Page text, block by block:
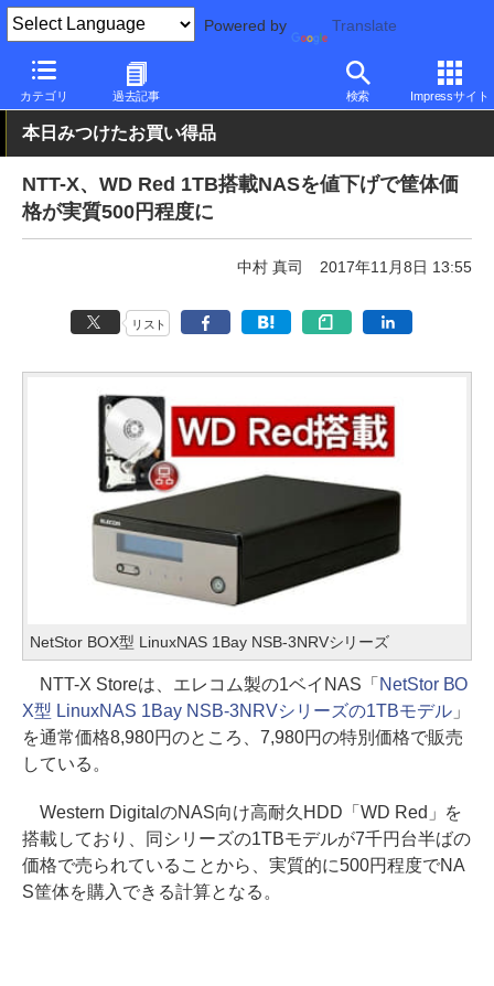
Powered by Translate
カテゴリ 過去記事 検索 Impressサイト
PC Watch 半導体/周辺機器
本日みつけたお買い得品
NTT-X、WD Red 1TB搭載NASを値下げで筐体価
格が実質500円程度に
中村 真司 2017年11月8日 13:55
リスト
NetStor BOX型 LinuxNAS 1Bay NSB-3NRVシリーズ
NTT-X Storeは、エレコム製の1ベイNAS「 NetStor BO
X型 LinuxNAS 1Bay NSB-3NRVシリーズの1TBモデル」
を通常価格8,980円のところ、7,980円の特別価格で販売
している。
Western DigitalのNAS向け高耐久HDD「WD Red」を
搭載しており、同シリーズの1TBモデルが7千円台半ばの
価格で売られていることから、実質的に500円程度でNA
S筐体を購入できる計算となる。